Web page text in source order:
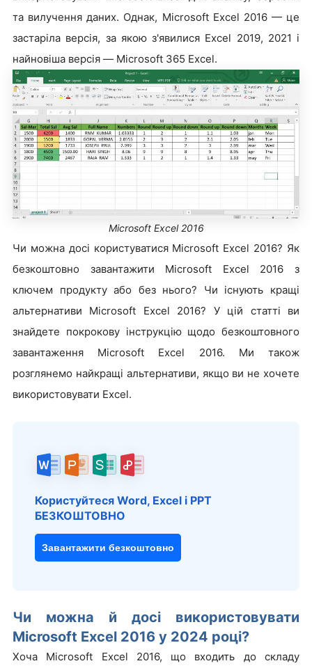
та вилучення даних. Однак, Microsoft Excel 2016 — це
застаріла версія, за якою з'явилися Excel 2019, 2021 і
найновіша версія — Microsoft 365 Excel.
Microsoft Excel 2016
Чи можна досі користуватися Microsoft Excel 2016? Як
безкоштовно завантажити Microsoft Excel 2016 з
ключем продукту або без нього? Чи існують кращі
альтернативи Microsoft Excel 2016? У цій статті ви
знайдете покрокову інструкцію щодо безкоштовного
завантаження Microsoft Excel 2016. Ми також
розглянемо найкращі альтернативи, якщо ви не хочете
використовувати Excel.
Користуйтеся Word, Excel і PPT
БЕЗКОШТОВНО
Завантажити безкоштовно
Чи можна й досі використовувати
Microsoft Excel 2016 у 2024 році?
Хоча Microsoft Excel 2016, що входить до складу